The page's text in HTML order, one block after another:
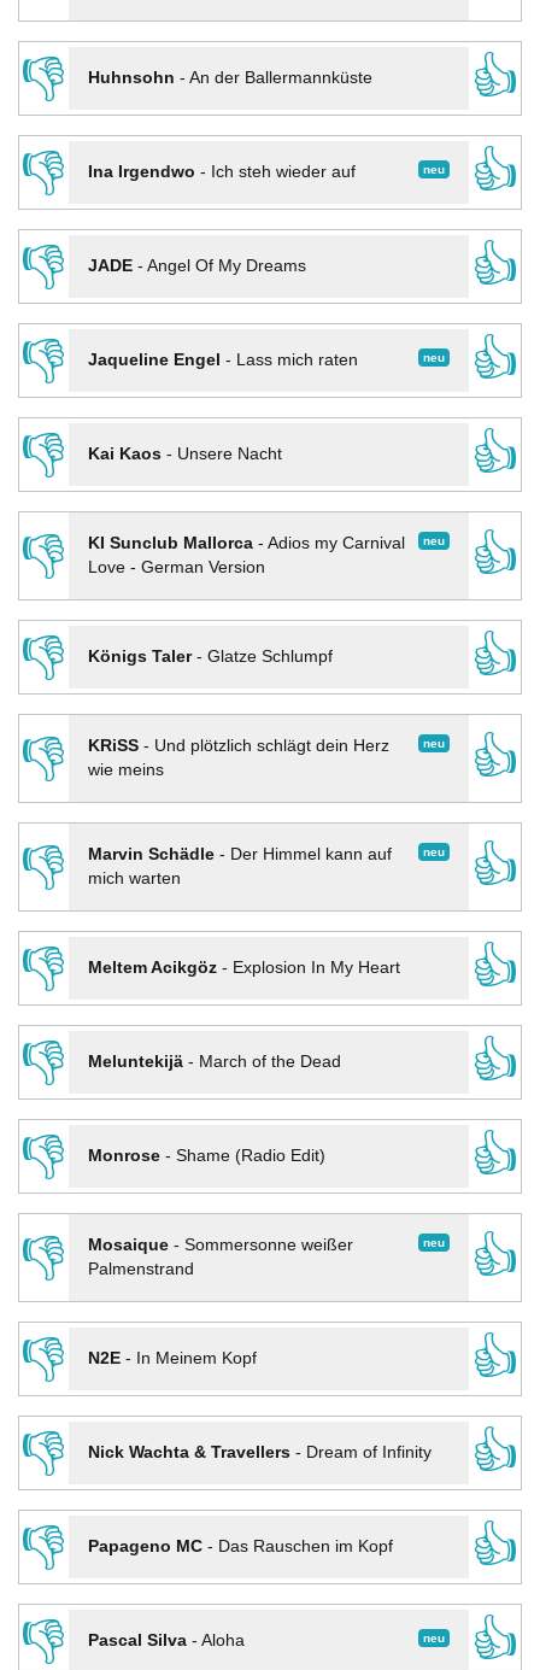
👎
Huhnsohn - An der Ballermannküste
👍
👎
neu
Ina Irgendwo - Ich steh wieder auf
👍
👎
JADE- Angel Of My Dreams
👍
👎
neu
Jaqueline Engel - Lass mich raten
👍
👎
Kai Kaos- Unsere Nacht
👍
👎
neu
KI Sunclub Mallorca- Adios my Carnival
Love - German Version
👍
👎
Königs Taler- Glatze Schlumpf
👍
👎
neu
KRiSS- Und plötzlich schlägt dein Herz
wie meins
👍
👎 neu
Marvin Schädle- Der Himmel kann auf
mich warten
👍
👎
Meltem Acikgöz- Explosion In My Heart
👍
👎
Meluntekijä- March of the Dead
👍
👎
Monrose- Shame (Radio Edit)
👍
👎
neu
Mosaique- Sommersonne weißer
Palmenstrand
👍
👎
N2E- In Meinem Kopf
👍
👎
Nick Wachta & Travellers- Dream of Infinity
👍
👎
Papageno MC- Das Rauschen im Kopf
👍
👎
neu
Pascal Silva- Aloha
👍